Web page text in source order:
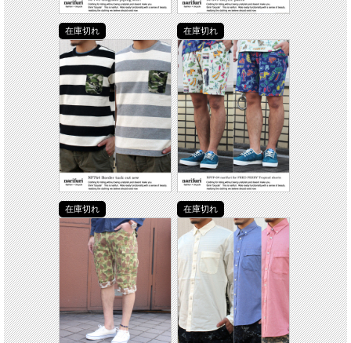
在庫切れ 在庫切れ
在庫切れ 在庫切れ